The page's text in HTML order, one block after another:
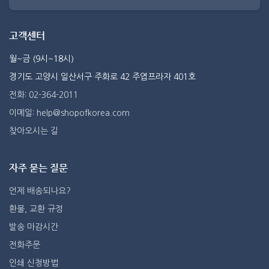
고객센터
월~금 (9시~18시)
경기도 고양시 일산서구 주화로 42 주엽프라자 401호
전화: 02-364-2011
이메일: help@shopofkorea.com
찾아오시는 길
자주 묻는 질문
언제 배송되나요?
환불, 교환 규정
발송 마감시간
전화주문
인쇄 신청방법